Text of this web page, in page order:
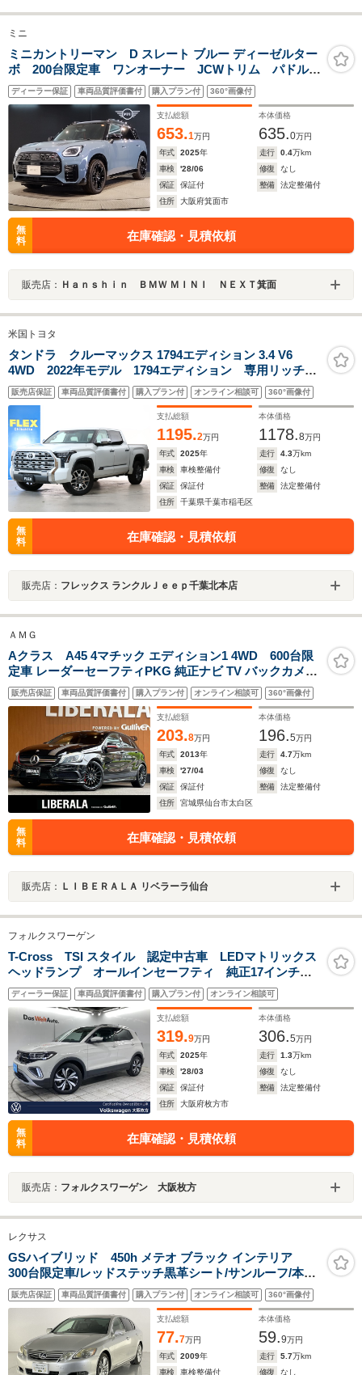
ミニ
ミニカントリーマン D スレート ブルー ディーゼルター
ボ 200台限定車 ワンオーナー JCWトリム パドルシ
フト 19インチAW ハーマンカードン 全周囲カメラ
シートヒーター 電動シート ハンドルヒータ 追従式
クルコン パドルシフト ヘッドアップディスプレイ
ディーラー保証 車両品質評価書付 購入プラン付 360°画像付
支払総額
653.1万円
本体価格
635.0万円
年式
2025年 走行 0.4万km
車検
'28/06 修復
なし
保証
保証付 整備
法定整備付
住所
大阪府箕面市
無
料
在庫確認・見積依頼
販売店： Ｈａｎｓｈｉｎ ＢＭＷ ＭＩＮＩ ＮＥＸＴ箕面
米国トヨタ
タンドラ クルーマックス 1794エディション 3.4 V6
4WD 2022年モデル 1794エディション 専用リッチク
リームレザーシート 前席シートヒーター&クーラー 14
インチディスプレイオーディオ パノラミックビュール
ーフ パワーサンシェード JBL12スピーカー 20イン
チAW
販売店保証 車両品質評価書付 購入プラン付 オンライン相談可 360°画像付
支払総額
1195.2万円
本体価格
1178.8万円
年式
2025年 走行 4.3万km
車検
車検整備付 修復
なし
保証
保証付 整備
法定整備付
住所
千葉県千葉市稲毛区
無
料
在庫確認・見積依頼
販売店： フレックス ランクルＪｅｅｐ千葉北本店
ＡＭＧ
Aクラス A45 4マチック エディション1 4WD 600台限
定車 レーダーセーフティPKG 純正ナビ TV バックカメラ
専用AMGスタイリングPKG 専用エアロパーツ 専用デカ
ール 19インチAW AMGパフォーマンスシート/ステアリン
グ レッドリング付キセノンヘッドライト ETC
販売店保証 車両品質評価書付 購入プラン付 オンライン相談可 360°画像付
支払総額
203.8万円
本体価格
196.5万円
年式
2013年 走行 4.7万km
車検
'27/04 修復
なし
保証
保証付 整備
法定整備付
住所
宮城県仙台市太白区
無
料
在庫確認・見積依頼
販売店： ＬＩＢＥＲＡＬＡ リベラーラ仙台
フォルクスワーゲン
T-Cross TSI スタイル 認定中古車 LEDマトリックス
ヘッドランプ オールインセーフティ 純正17インチア
ルミホイール スマートエントリー シートヒーター
シルバールーフレール アダプティブクルーズコントロ
ール 7DSG 5人乗
ディーラー保証 車両品質評価書付 購入プラン付 オンライン相談可
支払総額
319.9万円
本体価格
306.5万円
年式
2025年 走行 1.3万km
車検
'28/03 修復
なし
保証
保証付 整備
法定整備付
住所
大阪府枚方市
無
料
在庫確認・見積依頼
販売店： フォルクスワーゲン 大阪枚方
レクサス
GSハイブリッド 450h メテオ ブラック インテリア
300台限定車/レッドステッチ黒革シート/サンルーフ/本木
製・革コンビステアリング/障害物センサー/クルーズコン
トロール/HIDヘッドランプ/AFS/前席パワーシート・シー
トヒーター/純正HDDナビ/ビルトインETC/Bカメラ
販売店保証 車両品質評価書付 購入プラン付 オンライン相談可 360°画像付
支払総額
77.7万円
本体価格
59.9万円
年式
2009年 走行 5.7万km
車検
車検整備付 修復 なし